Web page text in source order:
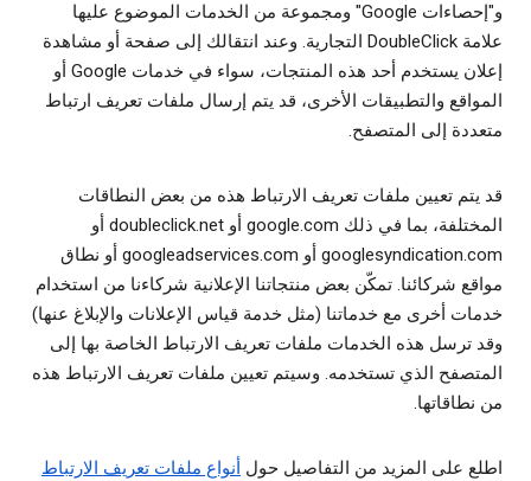
و"إحصاءات Google" ومجموعة من الخدمات الموضوع عليها
علامة DoubleClick التجارية. وعند انتقالك إلى صفحة أو مشاهدة
إعلان يستخدم أحد هذه المنتجات، سواء في خدمات Google أو
المواقع والتطبيقات الأخرى، قد يتم إرسال ملفات تعريف ارتباط
متعددة إلى المتصفح.
قد يتم تعيين ملفات تعريف الارتباط هذه من بعض النطاقات
المختلفة، بما في ذلك google.com أو doubleclick.net أو
googlesyndication.com أو googleadservices.com أو نطاق
مواقع شركائنا. تمكّن بعض منتجاتنا الإعلانية شركاءنا من استخدام
خدمات أخرى مع خدماتنا (مثل خدمة قياس الإعلانات والإبلاغ عنها)
وقد ترسل هذه الخدمات ملفات تعريف الارتباط الخاصة بها إلى
المتصفح الذي تستخدمه. وسيتم تعيين ملفات تعريف الارتباط هذه
من نطاقاتها.
اطلع على المزيد من التفاصيل حول أنواع ملفات تعريف الارتباط